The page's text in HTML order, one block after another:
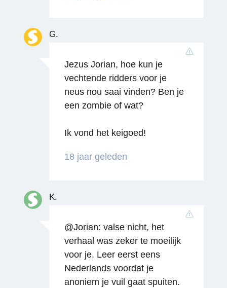
Reageren
G.
Jezus Jorian, hoe kun je
vechtende ridders voor je
neus nou saai vinden? Ben je
een zombie of wat?
Ik vond het keigoed!
18 jaar geleden
K.
@Jorian: valse nicht, het
verhaal was zeker te moeilijk
voor je. Leer eerst eens
Nederlands voordat je
anoniem je vuil gaat spuiten.